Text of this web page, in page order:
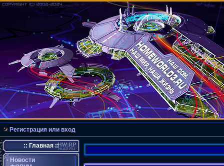
Регистрация или вход
:: Главная ::
· Новости